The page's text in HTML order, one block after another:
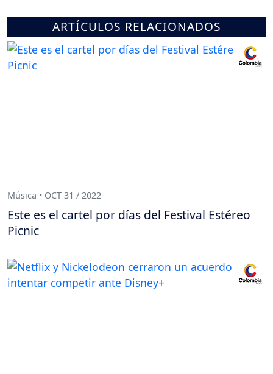
ARTÍCULOS RELACIONADOS
Música • OCT 31 / 2022
Este es el cartel por días del Festival Estéreo
Picnic